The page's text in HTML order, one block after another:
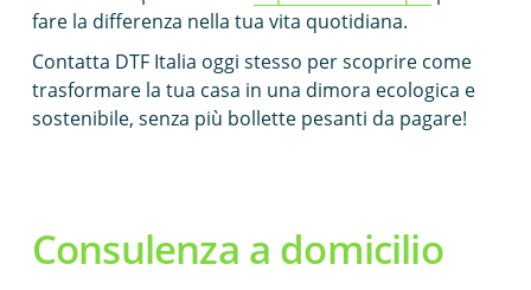
fare la differenza nella tua vita quotidiana.
Contatta DTF Italia oggi stesso per scoprire come
trasformare la tua casa in una dimora ecologica e
sostenibile, senza più bollette pesanti da pagare!
Consulenza a domicilio